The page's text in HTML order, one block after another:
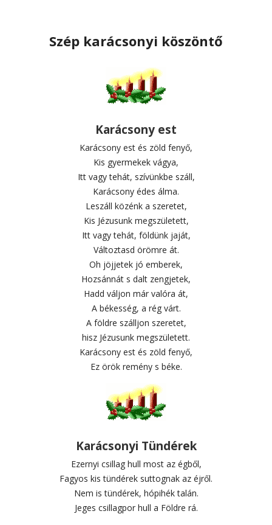
Szép karácsonyi köszöntő
Karácsony est
Karácsony est és zöld fenyő,
Kis gyermekek vágya,
Itt vagy tehát, szívünkbe száll,
Karácsony édes álma.
Leszáll közénk a szeretet,
Kis Jézusunk megszületett,
Itt vagy tehát, földünk jaját,
Változtasd örömre át.
Oh jöjjetek jó emberek,
Hozsánnát s dalt zengjetek,
Hadd váljon már valóra át,
A békesség, a rég várt.
A földre szálljon szeretet,
hisz Jézusunk megszületett.
Karácsony est és zöld fenyő,
Ez örök remény s béke.
Karácsonyi Tündérek
Ezernyi csillag hull most az égből,
Fagyos kis tündérek suttognak az éjről.
Nem is tündérek, hópihék talán.
Jeges csillagpor hull a Földre rá.